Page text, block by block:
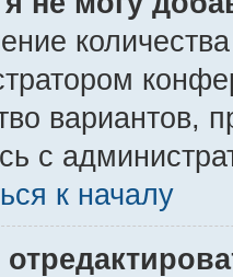
вариантов,
с
к началу